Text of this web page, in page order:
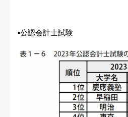
▪公認会計士試験